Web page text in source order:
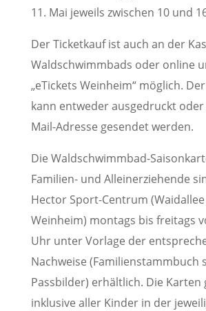
11. Mai jeweils zwischen 10 und
Der Ticketkauf ist auch an der
Waldschwimmbads oder online
„eTickets Weinheim“ möglich.
kann entweder ausgedruckt oder
Mail-Adresse gesendet werden.
Die Waldschwimmbad-
Familien- und Alleinerziehende
Hector Sport-Centrum
Weinheim) montags bis freitags
Uhr unter Vorlage der
Nachweise (Familienstammbuch
Passbilder) erhältlich. Die Karten
inklusive aller Kinder in der